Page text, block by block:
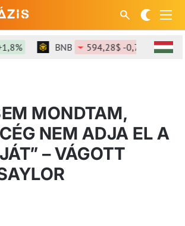
BNB 594,28$ -0,7% SOL
MONDTAM,
NEM ADJA EL A
– VÁGOTT